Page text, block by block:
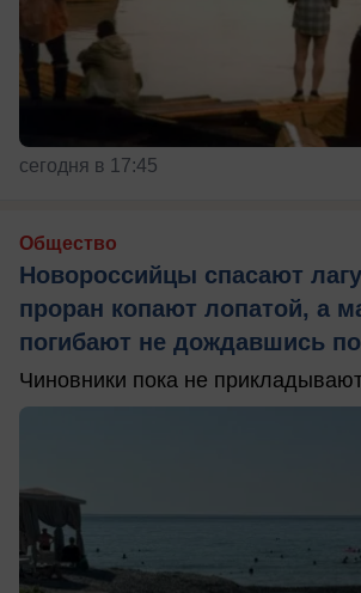
сегодня в 17:45
Общество
Новороссийцы спасают
проран копают лопатой, а
погибают не дождавшись
Чиновники пока не